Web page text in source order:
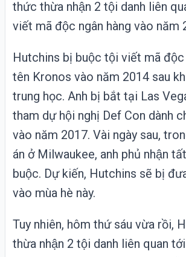
thức thừa nhận 2 tội danh liên
viết mã độc ngân hàng vào năm
Hutchins bị buộc tội viết mã độc
tên Kronos vào năm 2014 sau
trung học. Anh bị bắt tại Las
tham dự hội nghị Def Con dành
vào năm 2017. Vài ngày sau,
án ở Milwaukee, anh phủ nhận
buộc. Dự kiến, Hutchins sẽ bị
vào mùa hè này.
Tuy nhiên, hôm thứ sáu vừa rồi,
thừa nhận 2 tội danh liên quan